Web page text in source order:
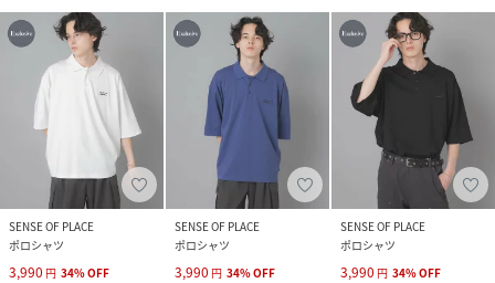
SENSE OF PLACE
ポロシャツ
3,990 円 34%OFF
SENSE OF PLACE
ポロシャツ
3,990 円 34%OFF
SENSE OF PLACE
ポロシャツ
3,990 円 34%OFF